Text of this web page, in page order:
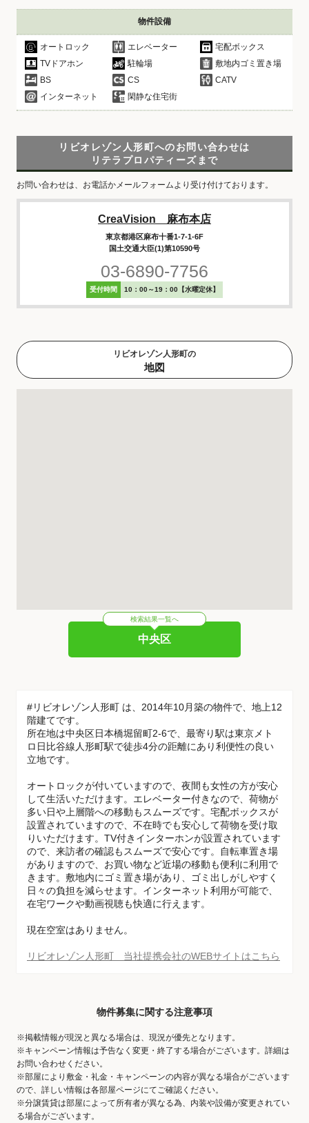
物件設備
オートロック エレベーター
宅配ボックス
TVドアホン
駐輪場
敷地内ゴミ置き場
BS
CS
CATV
インターネット
閑静な住宅街
リビオレゾン人形町へのお問い合わせは
リテラプロパティーズまで
お問い合わせは、お電話かメールフォームより受け付けております。
CreaVision 麻布本店
東京都港区麻布十番1-7-1-6F
国土交通大臣(1)第10590号
03-6890-7756
受付時間 10：00～19：00【水曜定休】
リビオレゾン人形町の
地図
検索結果一覧へ
中央区
#リビオレゾン人形町 は、2014年10月築の物件で、地上12
階建てです。
所在地は中央区日本橋堀留町2-6で、最寄り駅は東京メト
ロ日比谷線人形町駅で徒歩4分の距離にあり利便性の良い
立地です。
オートロックが付いていますので、夜間も女性の方が安心
して生活いただけます。エレベーター付きなので、荷物が
多い日や上層階への移動もスムーズです。宅配ボックスが
設置されていますので、不在時でも安心して荷物を受け取
りいただけます。TV付きインターホンが設置されています
ので、来訪者の確認もスムーズで安心です。自転車置き場
がありますので、お買い物など近場の移動も便利に利用で
きます。敷地内にゴミ置き場があり、ゴミ出しがしやすく
日々の負担を減らせます。インターネット利用が可能で、
在宅ワークや動画視聴も快適に行えます。
現在空室はありません。
リビオレゾン人形町 当社提携会社のWEBサイトはこちら
物件募集に関する注意事項
※掲載情報が現況と異なる場合は、現況が優先となります。
※キャンペーン情報は予告なく変更・終了する場合がございます。詳細は
お問い合わせください。
※部屋により敷金・礼金・キャンペーンの内容が異なる場合がございます
ので、詳しい情報は各部屋ページにてご確認ください。
※分譲賃貸は部屋によって所有者が異なる為、内装や設備が変更されてい
る場合がございます。